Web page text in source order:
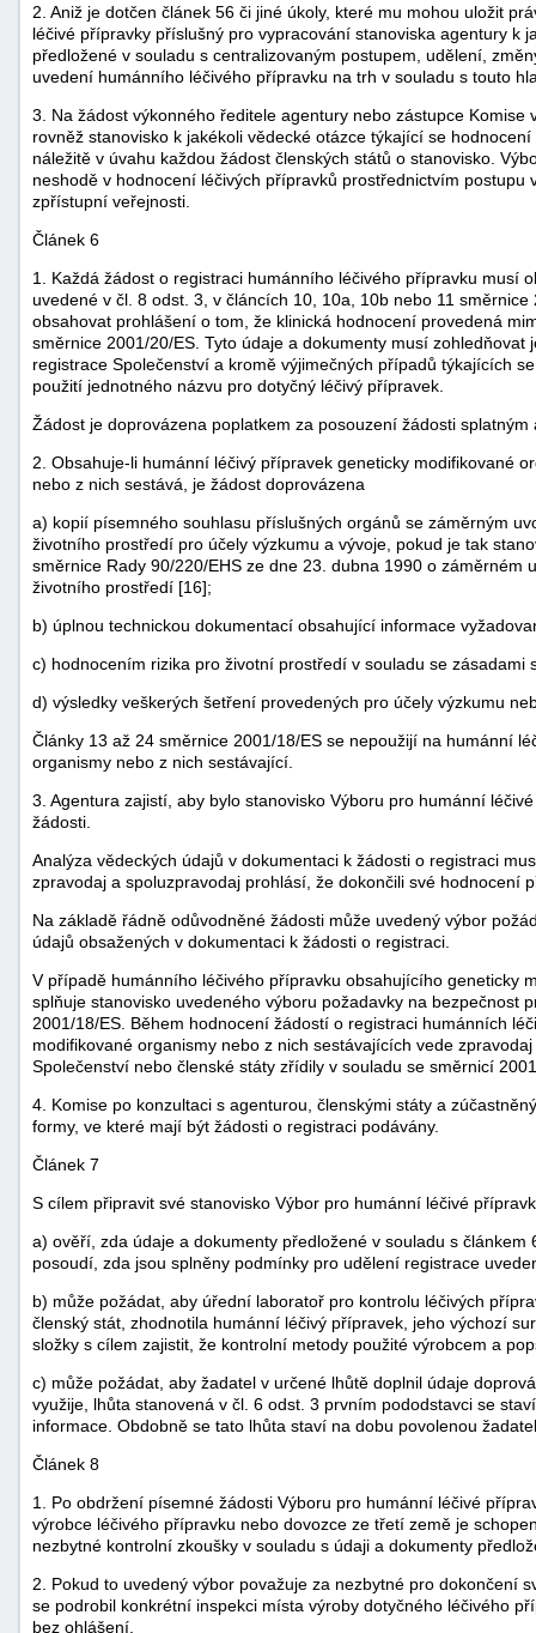
2. Aniž je dotčen článek 56 či jiné úkoly, které mu mohou uložit
léčivé přípravky příslušný pro vypracování stanoviska agentury k
předložené v souladu s centralizovaným postupem, udělení,
uvedení humánního léčivého přípravku na trh v souladu s touto
3. Na žádost výkonného ředitele agentury nebo zástupce
rovněž stanovisko k jakékoli vědecké otázce týkající se
náležitě v úvahu každou žádost členských států o stanovisko.
neshodě v hodnocení léčivých přípravků prostřednictvím postupu
zpřístupní veřejnosti.
Článek 6
1. Každá žádost o registraci humánního léčivého přípravku musí
uvedené v čl. 8 odst. 3, v článcích 10, 10a, 10b nebo 11
obsahovat prohlášení o tom, že klinická hodnocení provedená
směrnice 2001/20/ES. Tyto údaje a dokumenty musí
registrace Společenství a kromě výjimečných případů týkajících
použití jednotného názvu pro dotyčný léčivý přípravek.
Žádost je doprovázena poplatkem za posouzení žádosti splatným
2. Obsahuje-li humánní léčivý přípravek geneticky modifikované
nebo z nich sestává, je žádost doprovázena
a) kopií písemného souhlasu příslušných orgánů se záměrným
životního prostředí pro účely výzkumu a vývoje, pokud je tak
směrnice Rady 90/220/EHS ze dne 23. dubna 1990 o záměrném
životního prostředí [16];
b) úplnou technickou dokumentací obsahující informace
c) hodnocením rizika pro životní prostředí v souladu se zásadami
d) výsledky veškerých šetření provedených pro účely výzkumu
Články 13 až 24 směrnice 2001/18/ES se nepoužijí na humánní
organismy nebo z nich sestávající.
3. Agentura zajistí, aby bylo stanovisko Výboru pro humánní
žádosti.
Analýza vědeckých údajů v dokumentaci k žádosti o registraci
zpravodaj a spoluzpravodaj prohlásí, že dokončili své hodnocení
Na základě řádně odůvodněné žádosti může uvedený výbor
údajů obsažených v dokumentaci k žádosti o registraci.
V případě humánního léčivého přípravku obsahujícího geneticky
splňuje stanovisko uvedeného výboru požadavky na bezpečnost
2001/18/ES. Během hodnocení žádostí o registraci humánních
modifikované organismy nebo z nich sestávajících vede
Společenství nebo členské státy zřídily v souladu se směrnicí
4. Komise po konzultaci s agenturou, členskými státy a
formy, ve které mají být žádosti o registraci podávány.
Článek 7
S cílem připravit své stanovisko Výbor pro humánní léčivé
a) ověří, zda údaje a dokumenty předložené v souladu s
posoudí, zda jsou splněny podmínky pro udělení registrace
b) může požádat, aby úřední laboratoř pro kontrolu léčivých
členský stát, zhodnotila humánní léčivý přípravek, jeho výchozí
složky s cílem zajistit, že kontrolní metody použité výrobcem a
c) může požádat, aby žadatel v určené lhůtě doplnil údaje
využije, lhůta stanovená v čl. 6 odst. 3 prvním pododstavci se
informace. Obdobně se tato lhůta staví na dobu povolenou
Článek 8
1. Po obdržení písemné žádosti Výboru pro humánní léčivé
výrobce léčivého přípravku nebo dovozce ze třetí země je
nezbytné kontrolní zkoušky v souladu s údaji a dokumenty
2. Pokud to uvedený výbor považuje za nezbytné pro dokončení
se podrobil konkrétní inspekci místa výroby dotyčného léčivého
bez ohlášení.